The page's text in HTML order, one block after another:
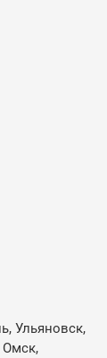
Ульяновск,
Омск,